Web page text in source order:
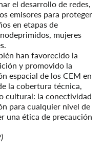
el desarrollo de redes,
emisores para proteger
en etapas de
mujeres
han favorecido la
y promovido la
espacial de los CEM en
la cobertura técnica,
cultural: la conectividad
para cualquier nivel de
una ética de precaución